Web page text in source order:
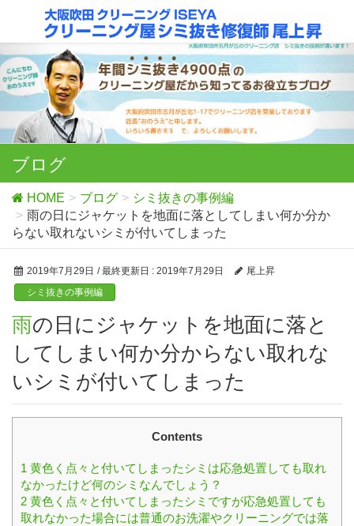
ブログ
HOME ブログ
シミ抜きの事例編
雨の日にジャケットを地面に落としてしまい何か分か
らない取れないシミが付いてしまった
2019年7月29日 / 最終更新日 : 2019年7月29日
尾上昇
シミ抜きの事例編
雨の日にジャケットを地面に落と
してしまい何か分からない取れな
いシミが付いてしまった
Contents
1 黄色く点々と付いてしまったシミは応急処置しても取れ
なかったけど何のシミなんでしょう？
2 黄色く点々と付いてしまったシミですが応急処置しても
取れなかった場合には普通のお洗濯やクリーニングでは落